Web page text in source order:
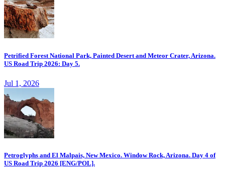
Petrified Forest National Park, Painted Desert and Meteor Crater, Arizona.
US Road Trip 2026: Day 5.
Jul 1, 2026
Petroglyphs and El Malpais, New Mexico. Window Rock, Arizona. Day 4 of
US Road Trip 2026 [ENG/POL].